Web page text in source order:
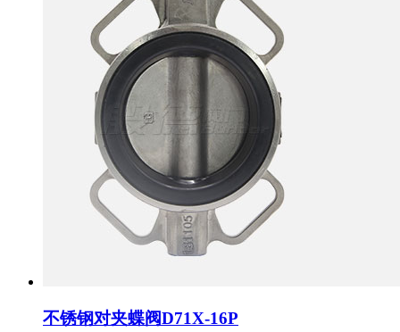
不锈钢对夹蝶阀D71X-16P